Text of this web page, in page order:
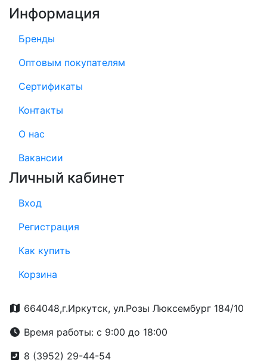
Информация
Бренды
Оптовым покупателям
Сертификаты
Контакты
О нас
Вакансии
Личный кабинет
Вход
Регистрация
Как купить
Корзина
664048,г.Иркутск, ул.Розы Люксембург 184/10
Время работы: с 9:00 до 18:00
8 (3952) 29-44-54